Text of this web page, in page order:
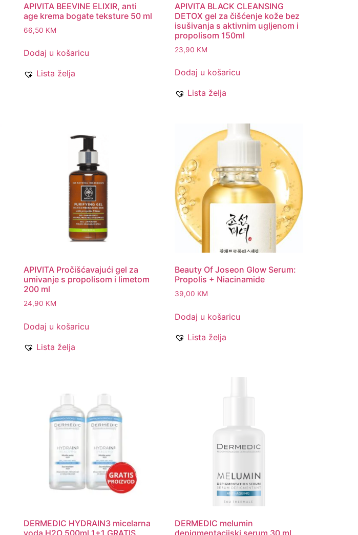
APIVITA BEEVINE ELIXIR, anti
age krema bogate teksture 50 ml
66,50 KM
Dodaj u košaricu
Lista želja
APIVITA BLACK CLEANSING
DETOX gel za čišćenje kože bez
isušivanja s aktivnim ugljenom i
propolisom 150ml
23,90 KM
Dodaj u košaricu
Lista želja
APIVITA Pročišćavajući gel za
umivanje s propolisom i limetom
200 ml
24,90 KM
Dodaj u košaricu
Lista želja
Beauty Of Joseon Glow Serum:
Propolis + Niacinamide
39,00 KM
Dodaj u košaricu
Lista želja
DERMEDIC HYDRAIN3 micelarna
voda H2O 500ml 1+1 GRATIS
DERMEDIC melumin
depigmentacijski serum 30 ml